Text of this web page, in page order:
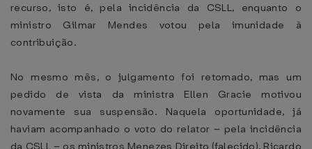
recurso, isto é, pela incidência da CSLL, enquanto o
ministro Gilmar Mendes votou pela imunidade à
contribuição.
No mesmo mês, o julgamento foi retomado, mas um
pedido de vista da ministra Ellen Gracie motivou
novamente sua suspensão. Naquela oportunidade, já
haviam acompanhado o voto do relator – pela incidência
da CSLL – os ministros Menezes Direito (falecido), Ricardo